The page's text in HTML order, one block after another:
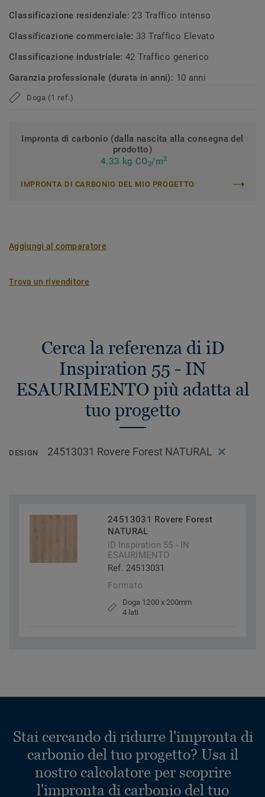
Classificazione residenziale: 23 Traffico intenso
Classificazione commerciale: 33 Traffico Elevato
Classificazione industriale:42 Traffico generico
Garanzia professionale (durata in anni): 10 anni
Doga (1 ref.)
Impronta di carbonio (dalla nascita alla consegna del
prodotto)
4.33 kg CO2/m2
IMPRONTA DI CARBONIO DEL MIO PROGETTO
Aggiungi al comparatore
Trova un rivenditore
Cerca la referenza di iD
Inspiration 55 - IN
ESAURIMENTO più adatta al
tuo progetto
DESIGN 24513031 Rovere Forest NATURAL
24513031 Rovere Forest
NATURAL
iD Inspiration 55 - IN
ESAURIMENTO
Ref. 24513031
Formato
Doga 1200 x 200mm
4 lati
Stai cercando di ridurre l'impronta di
carbonio del tuo progetto? Usa il
nostro calcolatore per scoprire
l'impronta di carbonio del tuo